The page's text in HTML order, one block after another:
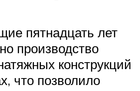
пятнадцать лет
производство
конструкций
что позволило